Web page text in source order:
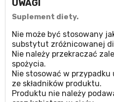
UWAGI
Suplement diety.
Nie może być stosowany
substytut zróżnicowanej
Nie należy przekraczać
spożycia.
Nie stosować w
ze składników produktu.
Produktu nie należy